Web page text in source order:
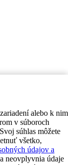
alebo k nim
v súboroch
súhlas môžete
všetko,
údajov a
neovplyvnia údaje